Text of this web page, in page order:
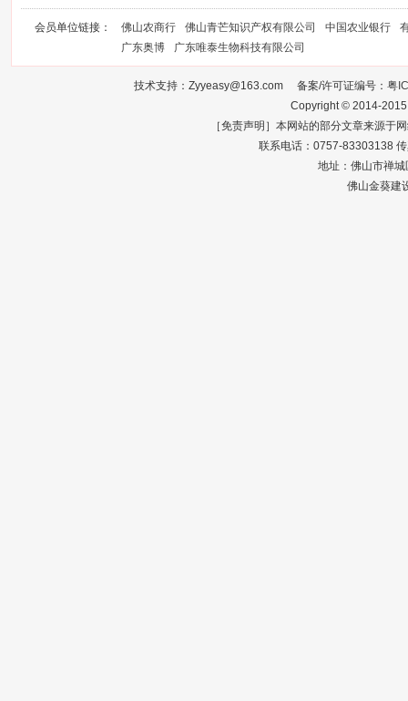
会员单位链接： 佛山农商行 佛山青芒知识产权有限公司 中国农业银行
广东奥博
广东唯泰生物科技有限公司
技术支持：Zyyeasy@163.com 备案/许可证编号： 粤
Copyright © 2014-
［免责声明］本网站的部分文章来源于
联系电话：0757-83303138
地址：佛山市禅
佛山金葵建